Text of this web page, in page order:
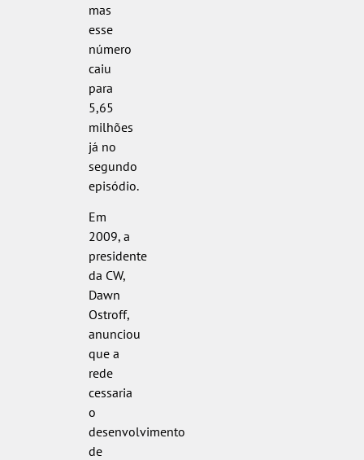
mas
esse
número
caiu
para
5,65
milhões
já no
segundo
episódio.
Em
2009, a
presidente
da CW,
Dawn
Ostroff,
anunciou
que a
rede
cessaria
o
desenvolvimento
de